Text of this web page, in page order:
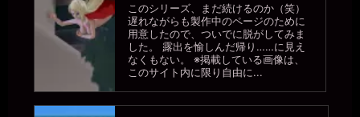
このシリーズ、まだ続けるのか（笑）
遅れながらも製作中のページのために
用意したので、ついでに脱がしてみま
した。 露出を愉しんだ帰り……に見え
なくもない。 ※掲載している画像は、
このサイト内に限り自由に...
miiki0119
2026年7月18日 - 21:12
うう。。マンコ0円なんて。。
一枚の銀貨
2026年7月18日 - 21:15
( ･`ω･´)ﾅﾝ…ﾀﾞﾄ!? 便器のくせに生意気な。